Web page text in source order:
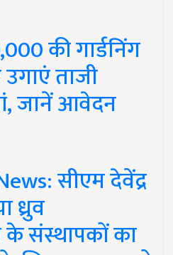
की गार्डनिंग
ताजी
जानें आवेदन
सीएम देवेंद्र
ध्रुव
के संस्थापकों का